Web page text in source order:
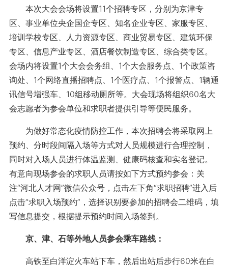
本次大会会场将设置11个招聘专区，分别为京津专
区、事业单位央企国企专区、知名企业专区、家服专区、
培训学校专区、人力资源专区、商业贸易专区、建筑环保
专区、信息产业专区、酒店餐饮制造专区、综合类专区。
会场内将设置1个大会会务组、1个大会服务点、1个政策咨
询处、1个网络直播招聘点、1个医疗点、1个报警点、1辆通
讯信号增强车、10组移动厕所等。大会现场将组织60名大
会志愿者为参会单位和求职者提供引导等便民服务。
为做好常态化疫情防控工作，本次招聘会将采取网上
预约、分时段间隔入场等方式对人员规模进行合理控制，
同时对入场人员进行体温监测、健康码核查和实名登记。
有意向现场参会的求职人员请按如下方式预约参会：关
注“河北人才网”微信公众号，点击左下角“求职招聘”进入后
点击“求职入场预约”，选择识别要参加的招聘会二维码，填
写信息提交，根据提示预约时间入场签到。
京、津、石等外地人员参会乘车路线：
高铁至白洋淀火车站下车，然后出站后步行60米在白